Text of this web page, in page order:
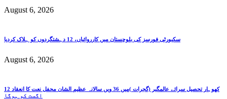
August 6, 2026
سکیورٹی فورسز کی بلوچستان میں کارروائیاں، 12 دہشتگردوں کو ہلاک کردیا
August 6, 2026
کھوہار تحصیل سرائے عالمگیر (گجرات )میں 36 ویں سالانہ عظیم الشان محفل نعت کا انعقاد 12
اگست کو ہوگا